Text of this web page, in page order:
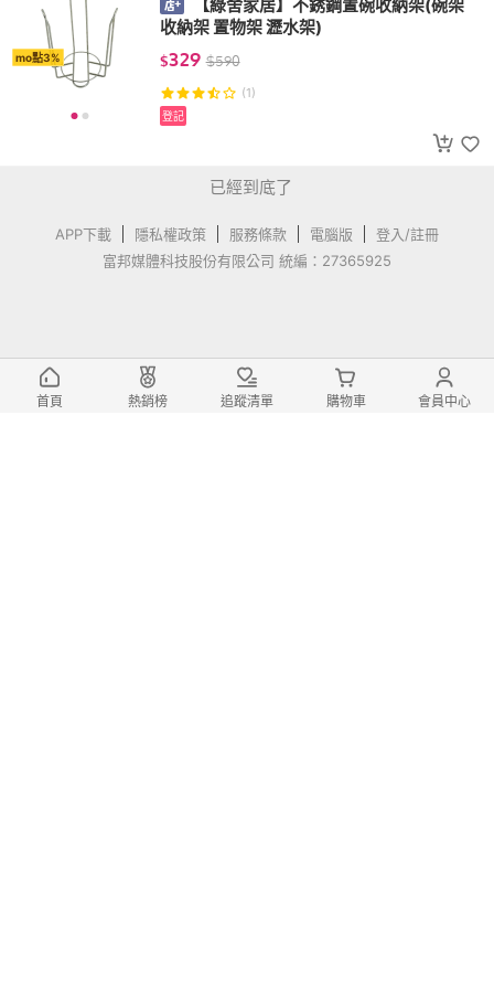
mo點3%
【綠舍家居】不銹鋼置碗收納架(碗架
收納架 置物架 瀝水架)
$329 $590
(1)
登記
已經到底了
APP下載 隱私權政策 服務條款 電腦版
登入/註冊
富邦媒體科技股份有限公司 統編：27365925
首頁 熱銷榜 追蹤清單 購物車 會員中心